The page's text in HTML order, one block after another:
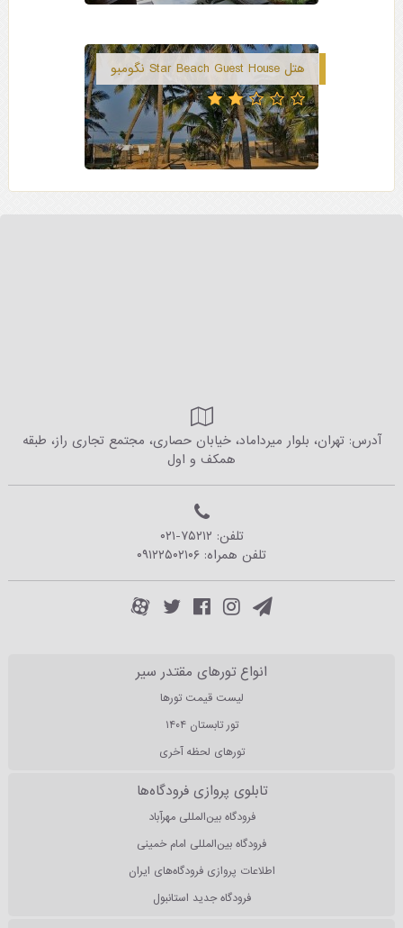
هتل Star Beach Guest House نگومبو
آدرس: تهران، بلوار میرداماد، خیابان حصاری، مجتمع تجاری راز، طبقه
همکف و اول
تلفن: ۰۲۱-۷۵۲۱۲
تلفن همراه: ۰۹۱۲۲۵۰۲۱۰۶
انواع تورهای مقتدر سیر
لیست قیمت تورها
تور تابستان ۱۴۰۴
تورهای لحظه آخری
تابلوی پروازی فرودگاه‌ها
فرودگاه بین‌المللی مهرآباد
فرودگاه بین‌المللی امام خمینی
اطلاعات پروازی فرودگاه‌های ایران
فرودگاه جدید استانبول